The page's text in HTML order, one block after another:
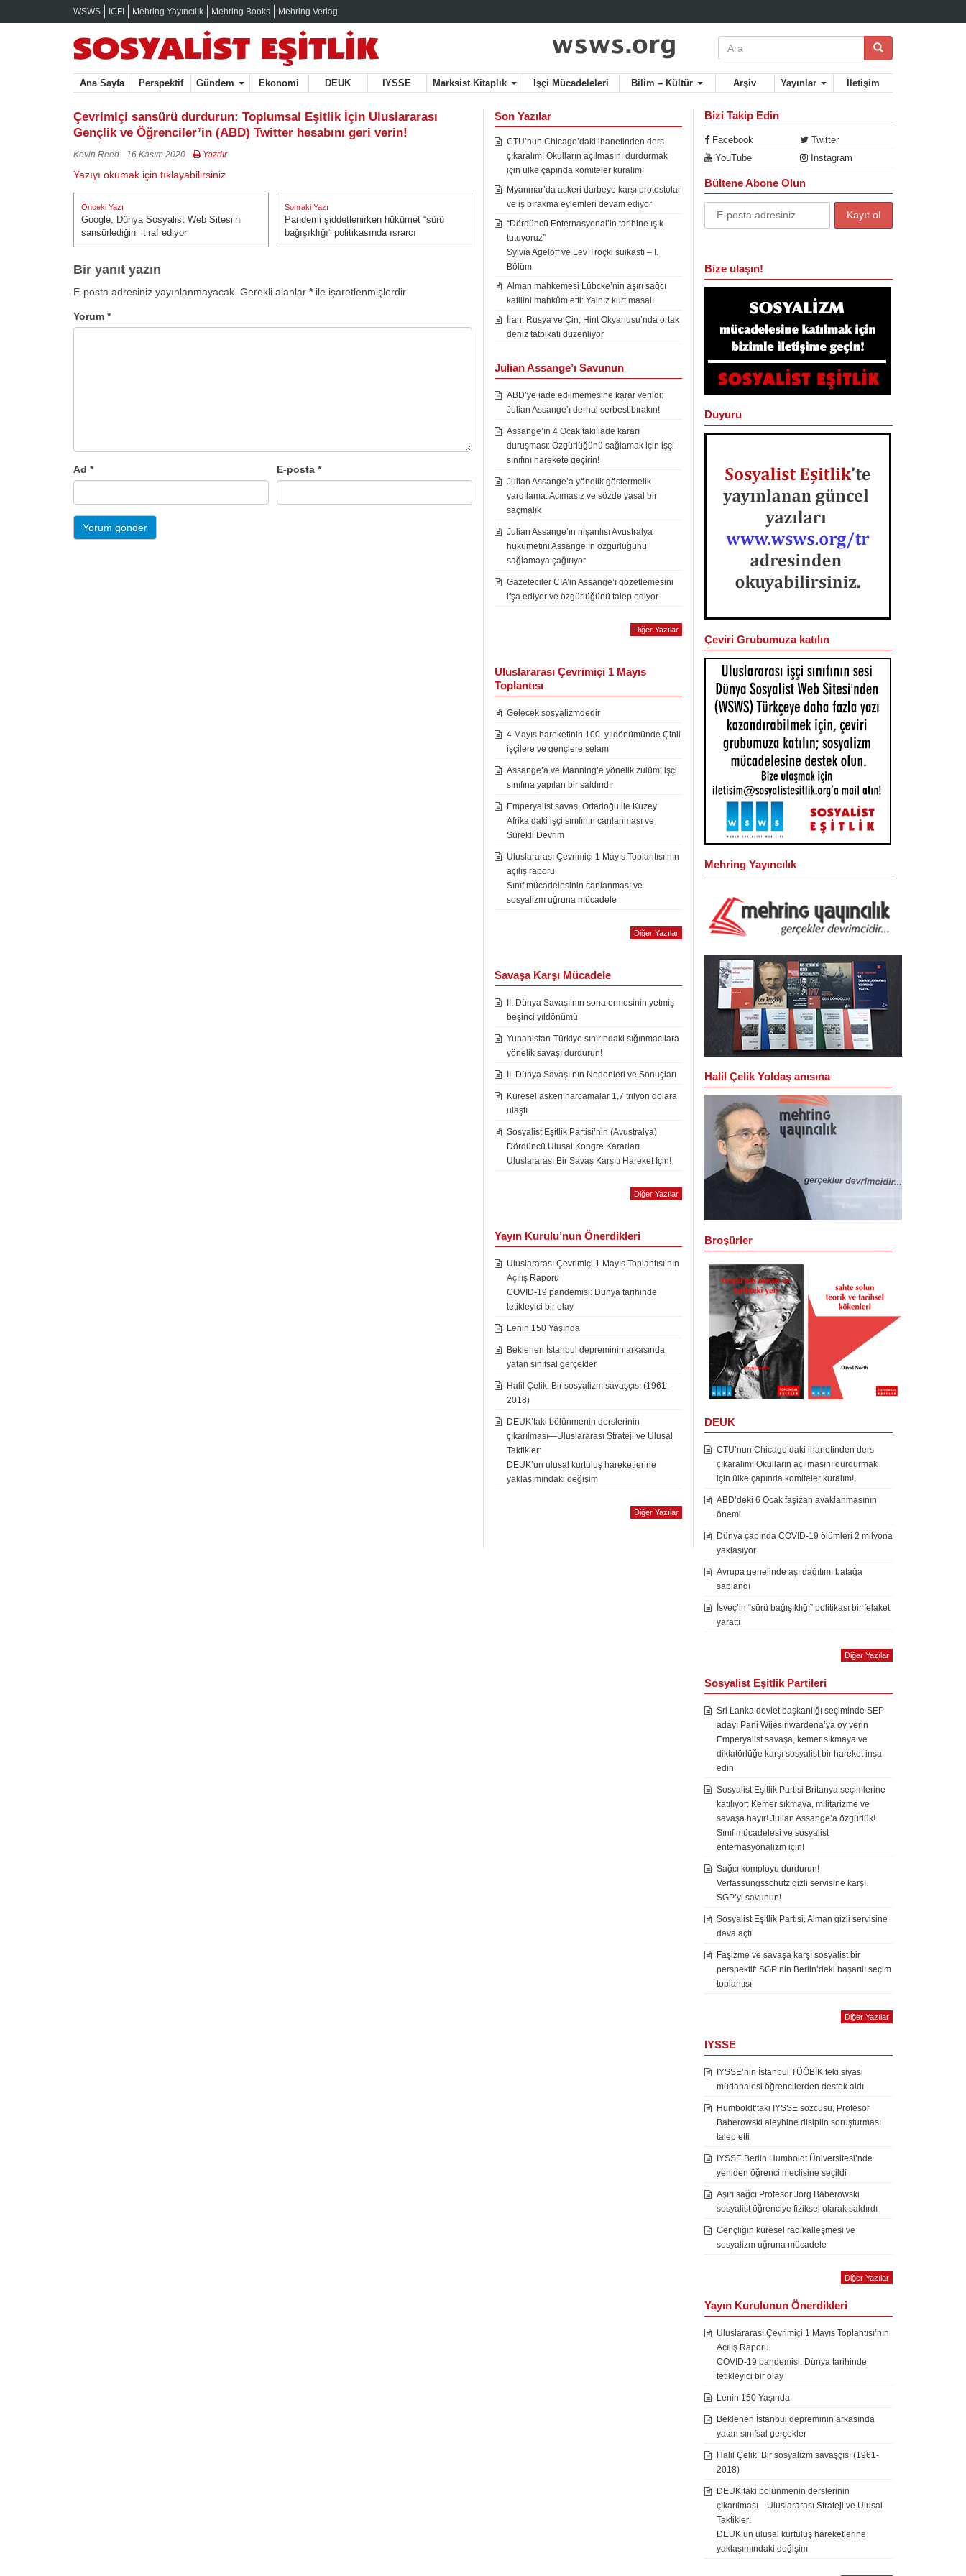
WSWS ICFI Mehring Yayıncılık Mehring Books Mehring Verlag
Ana Sayfa Perspektif Gündem Ekonomi DEUK IYSSE Marksist Kitaplık İşçi Mücadeleleri Bilim – Kültür Arşiv Yayınlar İletişim
Çevrimiçi sansürü durdurun: Toplumsal Eşitlik İçin Uluslararası
Gençlik ve Öğrenciler’in (ABD) Twitter hesabını geri verin!
Kevin Reed 16 Kasım 2020 Yazdır
Yazıyı okumak için tıklayabilirsiniz
Yazı
gezinmesi
Önceki Yazı
Önceki Yazı:
Google, Dünya Sosyalist Web Sitesi’ni
sansürlediğini itiraf ediyor
Sonraki Yazı
Sonraki Yazı:
Pandemi şiddetlenirken hükümet “sürü
bağışıklığı” politikasında ısrarcı
Bir yanıt yazın
E-posta adresiniz yayınlanmayacak. Gerekli alanlar *ile işaretlenmişlerdir
Yorum *
Ad * E-posta*
Son Yazılar
CTU’nun Chicago’daki ihanetinden ders
çıkaralım! Okulların açılmasını durdurmak
için ülke çapında komiteler kuralım!
Myanmar’da askeri darbeye karşı protestolar
ve iş bırakma eylemleri devam ediyor
“Dördüncü Enternasyonal’in tarihine ışık
tutuyoruz”
Sylvia Ageloff ve Lev Troçki suikastı – I.
Bölüm
Alman mahkemesi Lübcke’nin aşırı sağcı
katilini mahkûm etti: Yalnız kurt masalı
İran, Rusya ve Çin, Hint Okyanusu’nda ortak
deniz tatbikatı düzenliyor
Julian Assange’ı Savunun
ABD’ye iade edilmemesine karar verildi:
Julian Assange’ı derhal serbest bırakın!
Assange’ın 4 Ocak’taki iade kararı
duruşması: Özgürlüğünü sağlamak için işçi
sınıfını harekete geçirin!
Julian Assange’a yönelik göstermelik
yargılama: Acımasız ve sözde yasal bir
saçmalık
Julian Assange’ın nişanlısı Avustralya
hükümetini Assange’ın özgürlüğünü
sağlamaya çağırıyor
Gazeteciler CIA’in Assange’ı gözetlemesini
ifşa ediyor ve özgürlüğünü talep ediyor
Diğer Yazılar
Uluslararası Çevrimiçi 1 Mayıs
Toplantısı
Gelecek sosyalizmdedir
4 Mayıs hareketinin 100. yıldönümünde Çinli
işçilere ve gençlere selam
Assange’a ve Manning’e yönelik zulüm, işçi
sınıfına yapılan bir saldırıdır
Emperyalist savaş, Ortadoğu ile Kuzey
Afrika’daki işçi sınıfının canlanması ve
Sürekli Devrim
Uluslararası Çevrimiçi 1 Mayıs Toplantısı’nın
açılış raporu
Sınıf mücadelesinin canlanması ve
sosyalizm uğruna mücadele
Diğer Yazılar
Savaşa Karşı Mücadele
II. Dünya Savaşı’nın sona ermesinin yetmiş
beşinci yıldönümü
Yunanistan-Türkiye sınırındaki sığınmacılara
yönelik savaşı durdurun!
II. Dünya Savaşı’nın Nedenleri ve Sonuçları
Küresel askeri harcamalar 1,7 trilyon dolara
ulaştı
Sosyalist Eşitlik Partisi’nin (Avustralya)
Dördüncü Ulusal Kongre Kararları
Uluslararası Bir Savaş Karşıtı Hareket İçin!
Diğer Yazılar
Yayın Kurulu’nun Önerdikleri
Uluslararası Çevrimiçi 1 Mayıs Toplantısı’nın
Açılış Raporu
COVID-19 pandemisi: Dünya tarihinde
tetikleyici bir olay
Lenin 150 Yaşında
Beklenen İstanbul depreminin arkasında
yatan sınıfsal gerçekler
Halil Çelik: Bir sosyalizm savaşçısı (1961-
2018)
DEUK’taki bölünmenin derslerinin
çıkarılması—Uluslararası Strateji ve Ulusal
Taktikler:
DEUK’un ulusal kurtuluş hareketlerine
yaklaşımındaki değişim
Diğer Yazılar
Bizi Takip Edin
Facebook
Twitter
YouTube
Instagram
Bültene Abone Olun
Bize ulaşın!
Duyuru
Çeviri Grubumuza katılın
Mehring Yayıncılık
Halil Çelik Yoldaş anısına
Broşürler
DEUK
CTU’nun Chicago’daki ihanetinden ders
çıkaralım! Okulların açılmasını durdurmak
için ülke çapında komiteler kuralım!
ABD’deki 6 Ocak faşizan ayaklanmasının
önemi
Dünya çapında COVID-19 ölümleri 2 milyona
yaklaşıyor
Avrupa genelinde aşı dağıtımı batağa
saplandı
İsveç’in “sürü bağışıklığı” politikası bir felaket
yarattı
Diğer Yazılar
Sosyalist Eşitlik Partileri
Sri Lanka devlet başkanlığı seçiminde SEP
adayı Pani Wijesiriwardena’ya oy verin
Emperyalist savaşa, kemer sıkmaya ve
diktatörlüğe karşı sosyalist bir hareket inşa
edin
Sosyalist Eşitlik Partisi Britanya seçimlerine
katılıyor: Kemer sıkmaya, militarizme ve
savaşa hayır! Julian Assange’a özgürlük!
Sınıf mücadelesi ve sosyalist
enternasyonalizm için!
Sağcı komployu durdurun!
Verfassungsschutz gizli servisine karşı
SGP’yi savunun!
Sosyalist Eşitlik Partisi, Alman gizli servisine
dava açtı
Faşizme ve savaşa karşı sosyalist bir
perspektif: SGP’nin Berlin’deki başarılı seçim
toplantısı
Diğer Yazılar
IYSSE
IYSSE’nin İstanbul TÜÖBİK’teki siyasi
müdahalesi öğrencilerden destek aldı
Humboldt’taki IYSSE sözcüsü, Profesör
Baberowski aleyhine disiplin soruşturması
talep etti
IYSSE Berlin Humboldt Üniversitesi’nde
yeniden öğrenci meclisine seçildi
Aşırı sağcı Profesör Jörg Baberowski
sosyalist öğrenciye fiziksel olarak saldırdı
Gençliğin küresel radikalleşmesi ve
sosyalizm uğruna mücadele
Diğer Yazılar
Yayın Kurulunun Önerdikleri
Uluslararası Çevrimiçi 1 Mayıs Toplantısı’nın
Açılış Raporu
COVID-19 pandemisi: Dünya tarihinde
tetikleyici bir olay
Lenin 150 Yaşında
Beklenen İstanbul depreminin arkasında
yatan sınıfsal gerçekler
Halil Çelik: Bir sosyalizm savaşçısı (1961-
2018)
DEUK’taki bölünmenin derslerinin
çıkarılması—Uluslararası Strateji ve Ulusal
Taktikler:
DEUK’un ulusal kurtuluş hareketlerine
yaklaşımındaki değişim